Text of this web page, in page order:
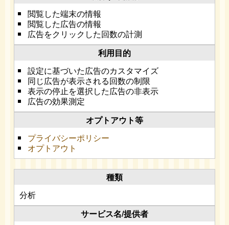
閲覧した端末の情報
閲覧した広告の情報
広告をクリックした回数の計測
設定に基づいた広告のカスタマイズ
同じ広告が表示される回数の制限
表示の停止を選択した広告の非表示
広告の効果測定
プライバシーポリシー
オプトアウト
分析